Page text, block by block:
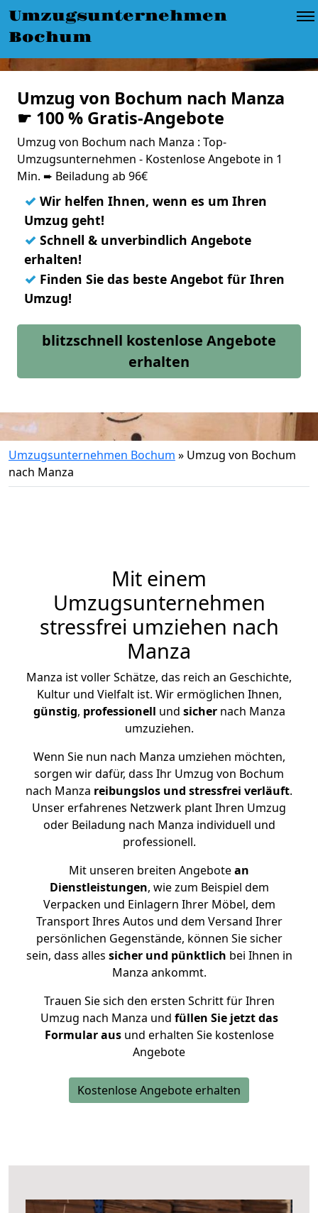
Umzugsunternehmen
Bochum
Umzug von Bochum nach Manza
☛ 100 % Gratis-Angebote
Umzug von Bochum nach Manza : Top-
Umzugsunternehmen - Kostenlose Angebote in 1
Min. ➨ Beiladung ab 96€
✓ Wir helfen Ihnen, wenn es um Ihren
Umzug geht!
✓ Schnell & unverbindlich Angebote
erhalten!
✓ Finden Sie das beste Angebot für Ihren
Umzug!
blitzschnell kostenlose Angebote
erhalten
Umzugsunternehmen Bochum » Umzug von Bochum
nach Manza
Mit einem
Umzugsunternehmen
stressfrei umziehen nach
Manza
Manza ist voller Schätze, das reich an Geschichte,
Kultur und Vielfalt ist. Wir ermöglichen Ihnen,
günstig, professionell und sichernach Manza
umzuziehen.
Wenn Sie nun nach Manza umziehen möchten,
sorgen wir dafür, dass Ihr Umzug von Bochum
nach Manza reibungslos und stressfrei verläuft.
Unser erfahrenes Netzwerk plant Ihren Umzug
oder Beiladung nach Manza individuell und
professionell.
Mit unseren breiten Angebotean
Dienstleistungen, wie zum Beispiel dem
Verpacken und Einlagern Ihrer Möbel, dem
Transport Ihres Autos und dem Versand Ihrer
persönlichen Gegenstände, können Sie sicher
sein, dass alles sicher und pünktlich bei Ihnen in
Manza ankommt.
Trauen Sie sich den ersten Schritt für Ihren
Umzug nach Manza und füllen Sie jetzt das
Formular ausund erhalten Sie kostenlose
Angebote
Kostenlose Angebote erhalten